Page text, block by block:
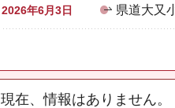
2026年6月3日 県道大又
現在、情報はありません。